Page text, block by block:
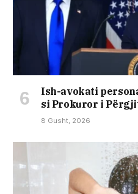
Ish-avokati
si Prokuror i
8 Gusht, 2026